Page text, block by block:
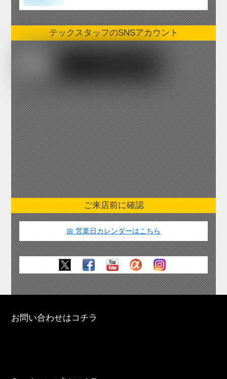
テックスタッフのSNSアカウント
ご来店前に確認
📅 営業日カレンダーはこちら
お問い合わせはコチラ